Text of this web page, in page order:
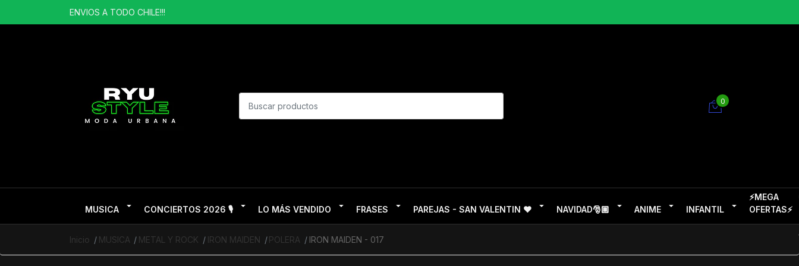
ENVIOS A TODO CHILE!!!
0
MUSICA CONCIERTOS 2026 🎙️ LO MÁS VENDIDO FRASES PAREJAS - SAN VALENTIN ❤ NAVIDAD🎅🏽 ANIME INFANTIL
⚡MEGA
OFERTAS⚡
Inicio MUSICA METAL Y ROCK IRON MAIDEN POLERA IRON MAIDEN - 017